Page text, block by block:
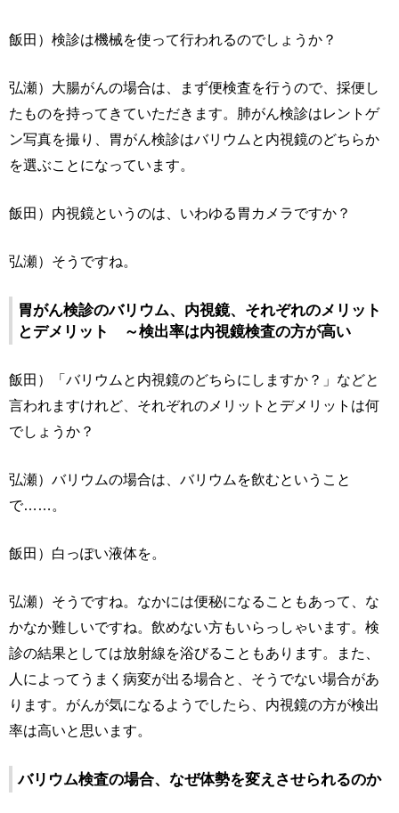
飯田）検診は機械を使って行われるのでしょうか？
弘瀬）大腸がんの場合は、まず便検査を行うので、採便し
たものを持ってきていただきます。肺がん検診はレントゲ
ン写真を撮り、胃がん検診はバリウムと内視鏡のどちらか
を選ぶことになっています。
飯田）内視鏡というのは、いわゆる胃カメラですか？
弘瀬）そうですね。
胃がん検診のバリウム、内視鏡、それぞれのメリット
とデメリット ～検出率は内視鏡検査の方が高い
飯田）「バリウムと内視鏡のどちらにしますか？」などと
言われますけれど、それぞれのメリットとデメリットは何
でしょうか？
弘瀬）バリウムの場合は、バリウムを飲むということ
で……。
飯田）白っぽい液体を。
弘瀬）そうですね。なかには便秘になることもあって、な
かなか難しいですね。飲めない方もいらっしゃいます。検
診の結果としては放射線を浴びることもあります。また、
人によってうまく病変が出る場合と、そうでない場合があ
ります。がんが気になるようでしたら、内視鏡の方が検出
率は高いと思います。
バリウム検査の場合、なぜ体勢を変えさせられるのか